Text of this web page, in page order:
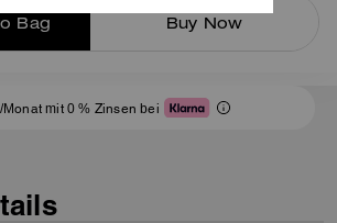
Bag Buy Now
mit 0 % Zinsen bei